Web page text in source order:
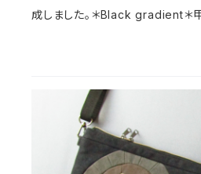
成しました。＊Black gradient＊甲